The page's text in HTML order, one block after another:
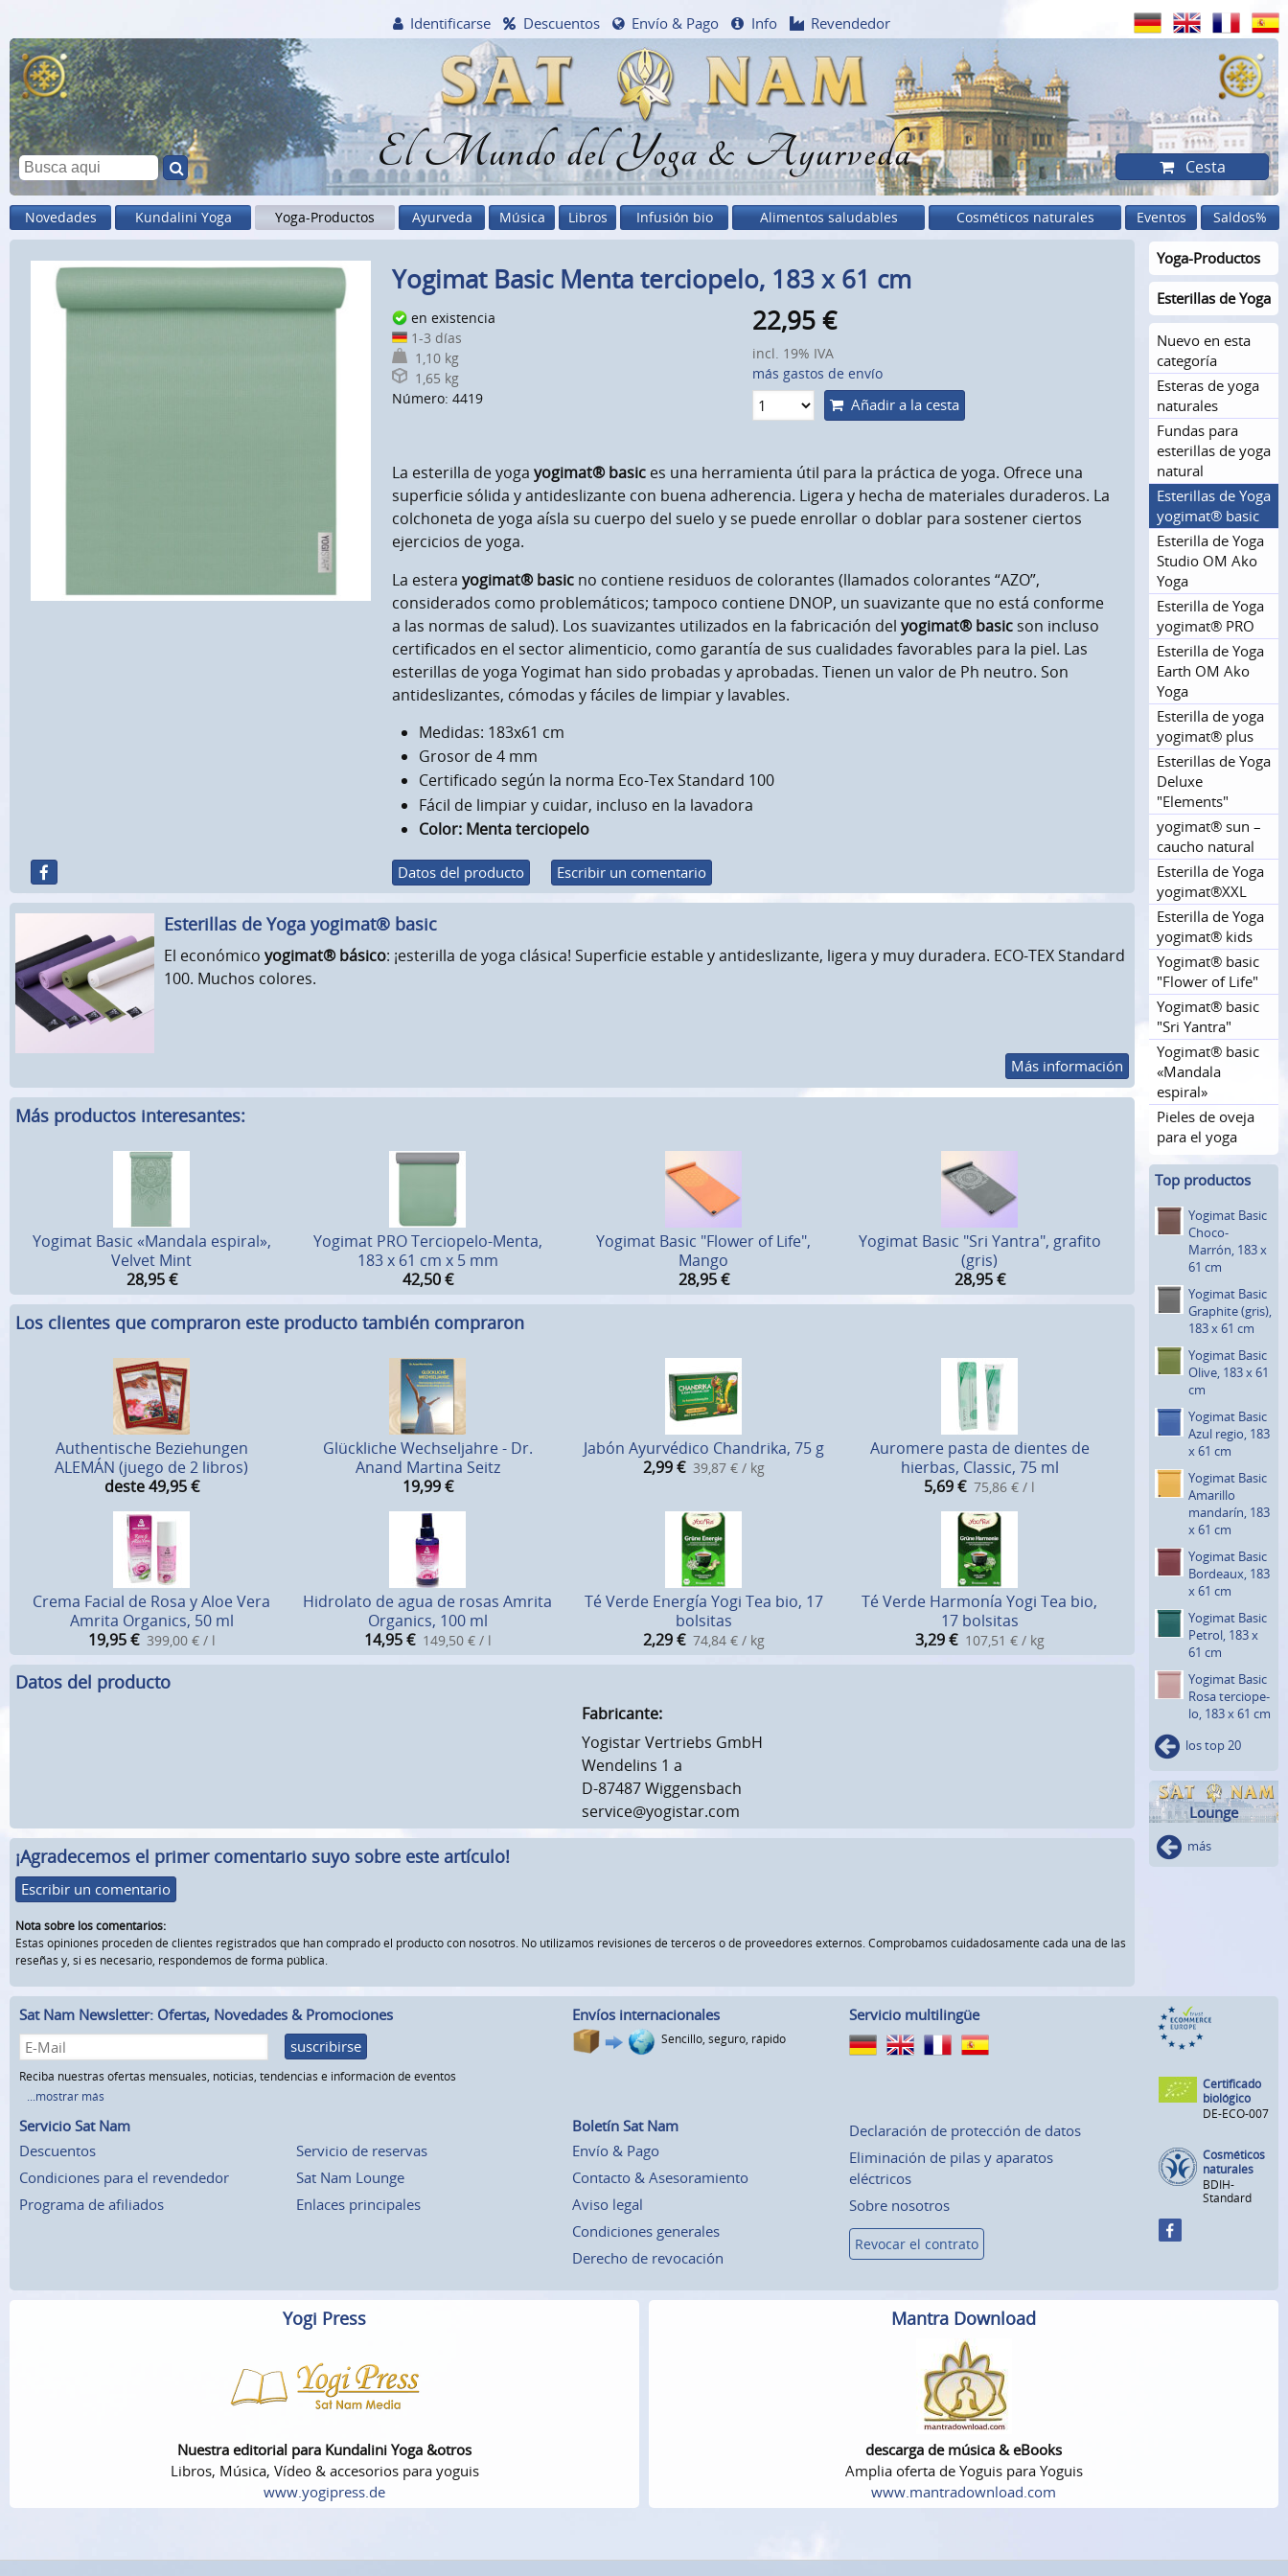
El Mundo del Yoga & Ayurveda
Identificarse Descuentos Envío & Pago Info Revendedor
Cesta
Novedades Kundalini Yoga Yoga-Productos Ayurveda Música Libros Infusión bio Alimentos saludables Cosméticos naturales Eventos Saldos%
Yogimat Basic Menta terciopelo, 183 x 61 cm
en existencia
1-3 días
1,10 kg
1,65 kg
Número: 4419
22,95€
incl. 19% IVA
más gastos de envío
Añadir a la cesta
La esterilla de yoga yogimat® basices una herramienta útil para la práctica de yoga. Ofrece una
superficie sólida y antideslizante con buena adherencia. Ligera y hecha de materiales duraderos. La
colchoneta de yoga aísla su cuerpo del suelo y se puede enrollar o doblar para sostener ciertos
ejercicios de yoga.
La estera yogimat® basicno contiene residuos de colorantes (llamados colorantes “AZO”,
considerados como problemáticos; tampoco contiene DNOP, un suavizante que no está conforme
a las normas de salud). Los suavizantes utilizados en la fabricación del yogimat® basicson incluso
certificados en el sector alimenticio, como garantía de sus cualidades favorables para la piel. Las
esterillas de yoga Yogimat han sido probadas y aprobadas. Tienen un valor de Ph neutro. Son
antideslizantes, cómodas y fáciles de limpiar y lavables.
Medidas: 183x61 cm
Grosor de 4 mm
Certificado según la norma Eco-Tex Standard 100
Fácil de limpiar y cuidar, incluso en la lavadora
Color: Menta terciopelo
Datos del producto Escribir un comentario
Esterillas de Yoga yogimat® basic
El económicoyogimat® básico: ¡esterilla de yoga clásica! Superficie estable y antideslizante, ligera y muy duradera. ECO-TEX Standard
100. Muchos colores.
Más información
Más productos interesantes:
Yogimat Basic «Mandala espiral»,
Velvet Mint
28,95 €
Yogimat PRO Terciopelo-Menta,
183 x 61 cm x 5 mm
42,50 €
Yogimat Basic "Flower of Life",
Mango
28,95 €
Yogimat Basic "Sri Yantra", grafito
(gris)
28,95 €
Los clientes que compraron este producto también compraron
Authentische Beziehungen
ALEMÁN (juego de 2 libros)
deste 49,95 €
Glückliche Wechseljahre - Dr.
Anand Martina Seitz
19,99 €
Jabón Ayurvédico Chandrika, 75 g
2,99 € 39,87 € / kg
Auromere pasta de dientes de
hierbas, Classic, 75 ml
5,69€ 75,86 € / l
Crema Facial de Rosa y Aloe Vera
Amrita Organics, 50 ml
19,95 € 399,00 € / l
Hidrolato de agua de rosas Amrita
Organics, 100 ml
14,95 € 149,50 € / l
Té Verde Energía Yogi Tea bio, 17
bolsitas
2,29 € 74,84 € / kg
Té Verde Harmonía Yogi Tea bio,
17 bolsitas
3,29 € 107,51 € / kg
Datos del producto
Fabricante:
Yogistar Vertriebs GmbH
Wendelins 1 a
D-87487 Wiggensbach
service@yogistar.com
¡Agradecemos el primer comentario suyo sobre este artículo!
Escribir un comentario
Nota sobre los comentarios:
Estas opiniones proceden de clientes registrados que han comprado el producto con nosotros. No utilizamos revisiones de terceros o de proveedores externos. Comprobamos cuidadosamente cada una de las
reseñas y, si es necesario, respondemos de forma pública.
Yoga-Productos
Esterillas de Yoga
Nuevo en esta
categoría
Esteras de yoga
naturales
Fundas para
esterillas de yoga
natural
Esterillas de Yoga
yogimat® basic
Esterilla de Yoga
Studio OM Ako
Yoga
Esterilla de Yoga
yogimat® PRO
Esterilla de Yoga
Earth OM Ako
Yoga
Esterilla de yoga
yogimat® plus
Esterillas de Yoga
Deluxe
"Elements"
yogimat® sun –
caucho natural
Esterilla de Yoga
yogimat®XXL
Esterilla de Yoga
yogimat® kids
Yogimat® basic
"Flower of Life"
Yogimat® basic
"Sri Yantra"
Yogimat® basic
«Mandala
espiral»
Pieles de oveja
para el yoga
Top productos
Yogimat Basic
Choco-
Marrón, 183 x
61 cm
Yogimat Basic
Graphite (gris),
183 x 61 cm
Yogimat Basic
Olive, 183 x 61
cm
Yogimat Basic
Azul regio, 183
x 61 cm
Yogimat Basic
Amarillo
mandarín, 183
x 61 cm
Yogimat Basic
Bordeaux, 183
x 61 cm
Yogimat Basic
Petrol, 183 x
61 cm
Yogimat Basic
Rosa terciope­
lo, 183 x 61 cm
los top 20
Lounge
más
Sat Nam Newsletter: Ofertas, Novedades & Promociones
suscribirse
Reciba nuestras ofertas mensuales, noticias, tendencias e información de eventos
...mostrar más
Envíos internacionales
Sencillo, seguro, rápido
Servicio multilingüe
Servicio Sat Nam
Descuentos
Condiciones para el revendedor
Programa de afiliados
Servicio de reservas
Sat Nam Lounge
Enlaces principales
Boletín Sat Nam
Envío & Pago
Contacto & Asesoramiento
Aviso legal
Condiciones generales
Derecho de revocación
Declaración de protección de datos
Eliminación de pilas y aparatos
eléctricos
Sobre nosotros
Revocar el contrato
Certificado
biológico
DE-ECO-007
Cosméticos
naturales
BDIH-
Standard
Yogi Press
Nuestra editorial para Kundalini Yoga &otros
Libros, Música, Vídeo & accesorios para yoguis
www.yogipress.de
Mantra Download
descarga de música & eBooks
Amplia oferta de Yoguis para Yoguis
www.mantradownload.com